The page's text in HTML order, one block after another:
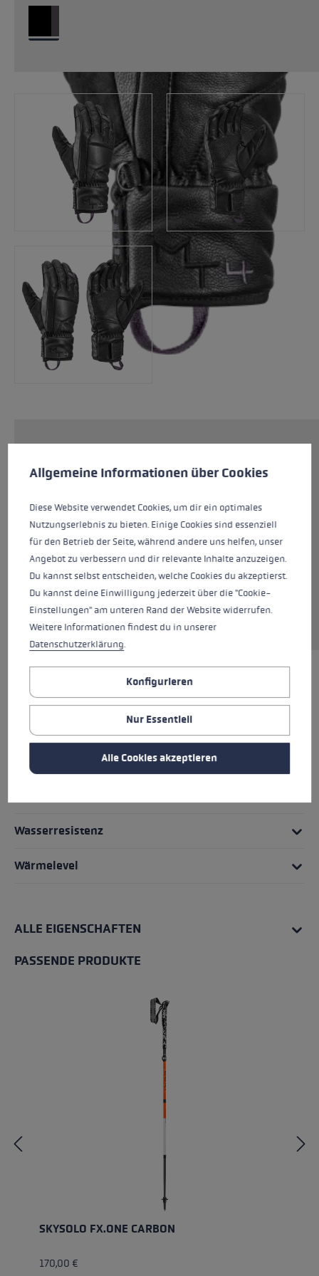
Bedin­gungen für die Abfahrt. Der hochwertige
Handschuh aus Leder ist für alle gedacht, die
Wert auf ihre Ausrüstung legen. Der
Handschuh besteht zu 100 % aus
hochwertigem Ziegenleder. Das macht den
Montera Prime Women sehr geschmeidig,
angenehm und griffig. Die PrimaLoft® Gold
Isolierung in Kombination mit einem Micro
Bemberg Futter sorgt für optimalen Schutz vor
Griff - Schlaufe/Handschuh System
Wasserresistenz
Wärmelevel
ALLE EIGENSCHAFTEN
PASSENDE PRODUKTE
SKYSOLO FX.ONE CARBON
170,00 €
Allgemeine Informationen über Cookies
Diese Website verwendet Cookies, um dir ein optimales
Nutzungserlebnis zu bieten. Einige Cookies sind essenziell
für den Betrieb der Seite, während andere uns helfen, unser
Angebot zu verbessern und dir relevante Inhalte anzuzeigen.
Du kannst selbst entscheiden, welche Cookies du akzeptierst.
Du kannst deine Einwilligung jederzeit über die "Cookie-
Einstellungen" am unteren Rand der Website widerrufen.
Weitere Informationen findest du in unserer
Datenschutzerklärung.
Konfigurieren
Nur Essentiell
Alle Cookies akzeptieren